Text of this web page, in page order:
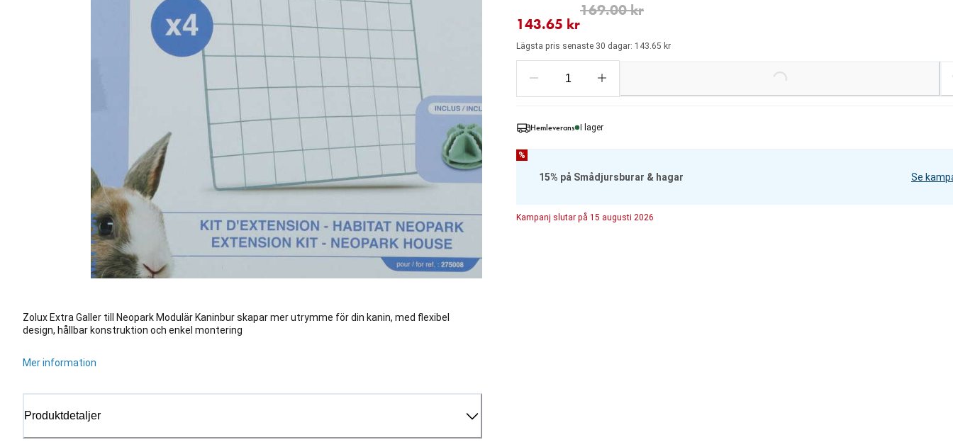
Zolux Extra Galler till Neopark Modulär Kaninbur skapar mer utrymme för din kanin, med flexibel
design, hållbar konstruktion och enkel montering
Mer information
Produktdetaljer
143.65 kr
aktuellt pris 143.65 kr
169.00 kr
ursprungligt pris 169.00 kr
Lägsta pris senaste 30 dagar: 143.65 kr
Loading...
Hemleverans I lager
%
15% på Smådjursburar & hagar Se
Kampanj slutar på 15 augusti 2026